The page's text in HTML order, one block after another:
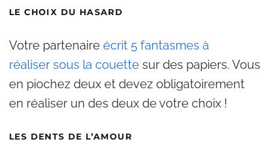
LE CHOIX DU HASARD
Votre partenaire écrit 5 fantasmes à
réaliser sous la couette sur des papiers. Vous
en piochez deux et devez obligatoirement
en réaliser un des deux de votre choix !
LES DENTS DE L’AMOUR